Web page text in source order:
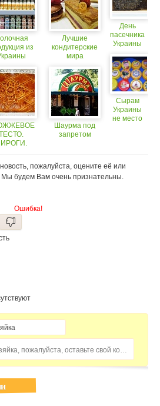
из
и
Лучшие
кондитерские
мира
Шаурма под
запретом
День
пасечника
Украины
Сырам
Украины
не место
пожалуйста, оцените её или
Мы будем Вам очень признательны.
Ошибка!
Домохозяйка, пожалуйста, оставьте свой комментарий...